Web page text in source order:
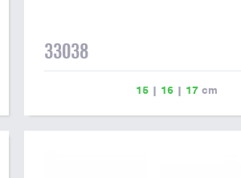
33038
15| 16| 17cm